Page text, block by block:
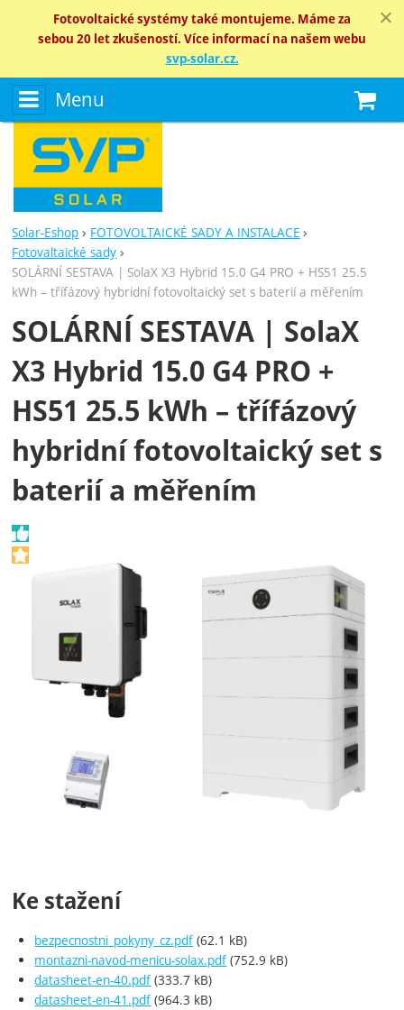
Fotovoltaické systémy také montujeme. Máme za
sebou 20 let zkušeností. Více informací na našem webu
svp-solar.cz.
Menu
Solar-Eshop
FOTOVOLTAICKÉ SADY A INSTALACE
Fotovaltaické sady
SOLÁRNÍ SESTAVA | SolaX X3 Hybrid 15.0 G4 PRO + HS51 25.5
kWh – třífázový hybridní fotovoltaický set s baterií a měřením
SOLÁRNÍ SESTAVA | SolaX
X3 Hybrid 15.0 G4 PRO +
HS51 25.5 kWh – třífázový
hybridní fotovoltaický set s
baterií a měřením
Fotografie
Ke stažení
bezpecnostni_pokyny_cz.pdf (62.1 kB)
montazni-navod-menicu-solax.pdf (752.9 kB)
datasheet-en-40.pdf (333.7 kB)
datasheet-en-41.pdf (964.3 kB)